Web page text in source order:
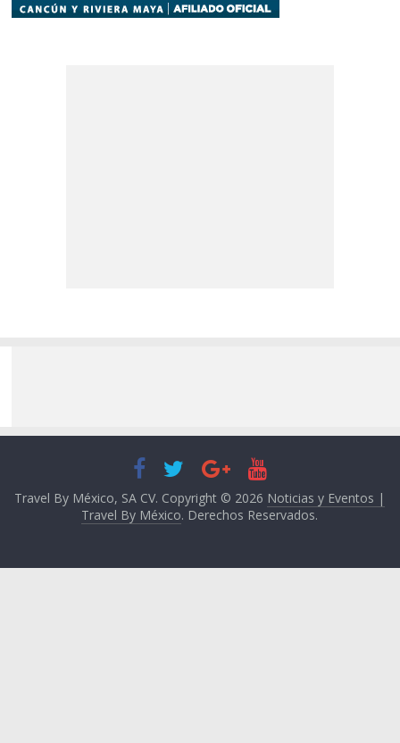
Travel By México, SA CV. Copyright © 2026 Noticias y Eventos |
Travel By México. Derechos Reservados.